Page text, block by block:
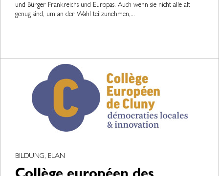
und Bürger Frankreichs und Europas. Auch wenn sie nicht alle alt
genug sind, um an der Wahl teilzunehmen,...
BILDUNG, ELAN